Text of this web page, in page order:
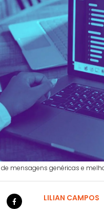
mensagens genéricas e
LILIAN CAMPOS